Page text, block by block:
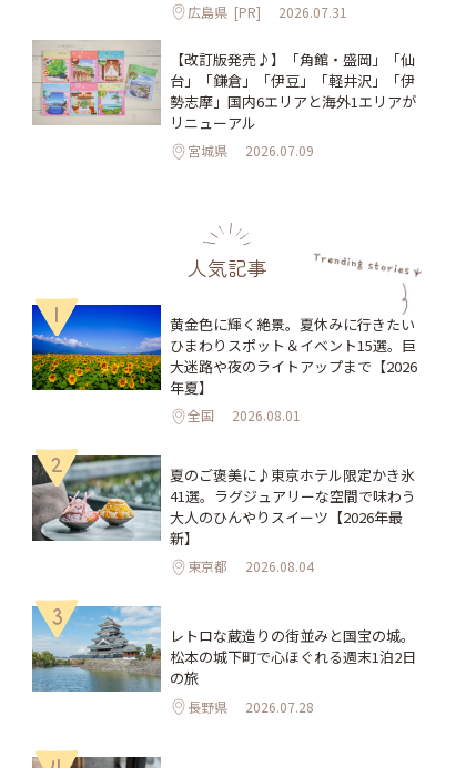
広島県 [PR] 2026.07.31
【改訂版発売♪】「角館・盛岡」「仙
台」「鎌倉」「伊豆」「軽井沢」「伊
勢志摩」国内6エリアと海外1エリアが
リニューアル
宮城県 2026.07.09
人気記事
1
黄金色に輝く絶景。夏休みに行きたい
ひまわりスポット＆イベント15選。巨
大迷路や夜のライトアップまで【2026
年夏】
全国 2026.08.01
2
夏のご褒美に♪東京ホテル限定かき氷
41選。ラグジュアリーな空間で味わう
大人のひんやりスイーツ【2026年最
新】
東京都 2026.08.04
3
レトロな蔵造りの街並みと国宝の城。
松本の城下町で心ほぐれる週末1泊2日
の旅
長野県 2026.07.28